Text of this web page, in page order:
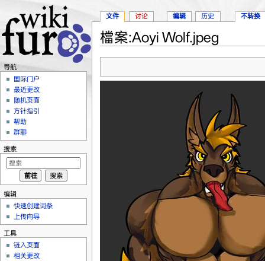
檔案:Aoyi Wolf.jpeg
文件 讨论 编辑 历史 不转换
导航
国际门户
最近更改
随机页面
方针指引
帮助
群聊
搜索
编辑
快速创建词条
上传向导
工具
链入页面
相关更改